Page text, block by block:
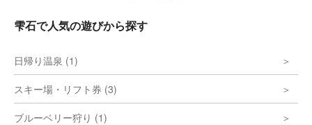
雫石で人気の遊びから探す
日帰り温泉 (1)
スキー場・リフト券 (3)
ブルーベリー狩り (1)